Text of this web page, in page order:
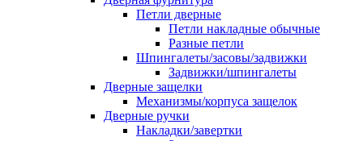
Петли дверные
Петли накладные обычные
Разные петли
Шпингалеты/засовы/задвижки
Задвижки/шпингалеты
Дверные защелки
Механизмы/корпуса защелок
Дверные ручки
Накладки/завертки